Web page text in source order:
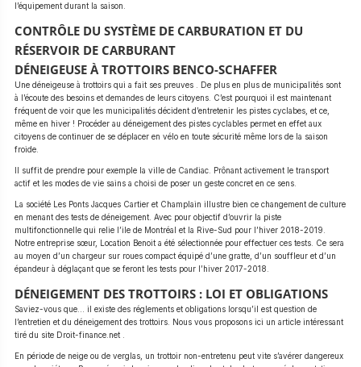
l’équipement durant la saison.
CONTRÔLE DU SYSTÈME DE CARBURATION ET DU
RÉSERVOIR DE CARBURANT
DÉNEIGEUSE À TROTTOIRS BENCO-SCHAFFER
Une déneigeuse à trottoirs qui a fait ses preuves . De plus en plus de municipalités sont
à l’écoute des besoins et demandes de leurs citoyens. C’est pourquoi il est maintenant
fréquent de voir que les municipalités décident d’entretenir les pistes cyclabes, et ce,
même en hiver ! Procéder au déneigement des pistes cyclables permet en effet aux
citoyens de continuer de se déplacer en vélo en toute sécurité même lors de la saison
froide.
Il suffit de prendre pour exemple la ville de Candiac. Prônant activement le transport
actif et les modes de vie sains a choisi de poser un geste concret en ce sens.
La société Les Ponts Jacques Cartier et Champlain illustre bien ce changement de culture
en menant des tests de déneigement. Avec pour objectif d’ouvrir la piste
multifonctionnelle qui relie l’ile de Montréal et la Rive-Sud pour l’hiver 2018-2019.
Notre entreprise sœur, Location Benoit a été sélectionnée pour effectuer ces tests. Ce sera
au moyen d’un chargeur sur roues compact équipé d’une gratte, d’un souffleur et d’un
épandeur à déglaçant que se feront les tests pour l’hiver 2017-2018.
DÉNEIGEMENT DES TROTTOIRS : LOI ET OBLIGATIONS
Saviez-vous que… il existe des réglements et obligations lorsqu’il est question de
l’entretien et du déneigement des trottoirs. Nous vous proposons ici un article intéressant
tiré du site Droit-finance.net .
En période de neige ou de verglas, un trottoir non-entretenu peut vite s’avérer dangereux